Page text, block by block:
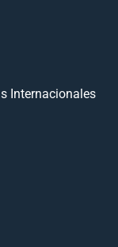
Internacionales